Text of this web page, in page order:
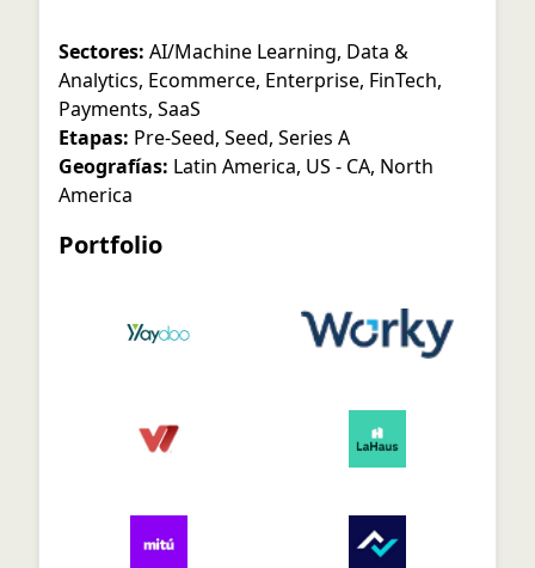
Sectores: AI/Machine Learning, Data &
Analytics, Ecommerce, Enterprise, FinTech,
Payments, SaaS
Etapas: Pre-Seed, Seed, Series A
Geografías: Latin America, US - CA, North
America
Portfolio